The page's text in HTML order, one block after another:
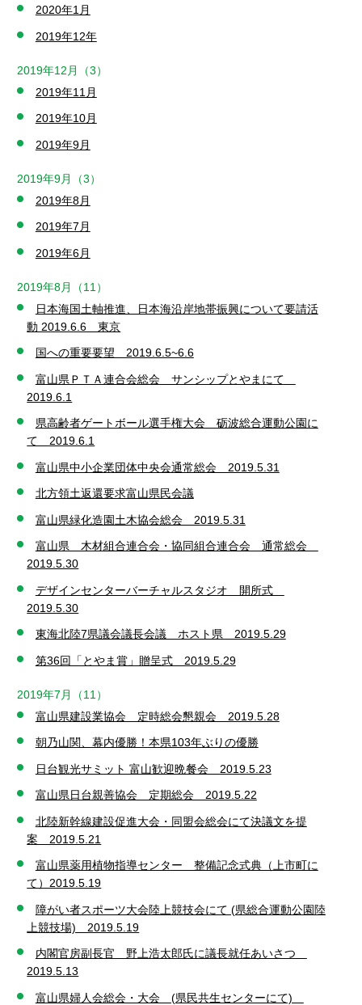
2020年1月
2019年12年
2019年12月（3）
2019年11月
2019年10月
2019年9月
2019年9月（3）
2019年8月
2019年7月
2019年6月
2019年8月（11）
日本海国土軸推進、日本海沿岸地帯振興について要請活
動 2019.6.6 東京
国への重要要望 2019.6.5~6.6
富山県ＰＴＡ連合会総会 サンシップとやまにて
2019.6.1
県高齢者ゲートボール選手権大会 砺波総合運動公園に
て 2019.6.1
富山県中小企業団体中央会通常総会 2019.5.31
北方領土返還要求富山県民会議
富山県緑化造園土木協会総会 2019.5.31
富山県 木材組合連合会・協同組合連合会 通常総会
2019.5.30
デザインセンターバーチャルスタジオ 開所式
2019.5.30
東海北陸7県議会議長会議 ホスト県 2019.5.29
第36回「とやま賞」贈呈式 2019.5.29
2019年7月（11）
富山県建設業協会 定時総会懇親会 2019.5.28
朝乃山関、幕内優勝！本県103年ぶりの優勝
日台観光サミット 富山歓迎晩餐会 2019.5.23
富山県日台親善協会 定期総会 2019.5.22
北陸新幹線建設促進大会・同盟会総会にて決議文を提
案 2019.5.21
富山県薬用植物指導センター 整備記念式典（上市町に
て）2019.5.19
障がい者スポーツ大会陸上競技会にて (県総合運動公園陸
上競技場) 2019.5.19
内閣官房副長官 野上浩太郎氏に議長就任あいさつ
2019.5.13
富山県婦人会総会・大会 (県民共生センターにて)